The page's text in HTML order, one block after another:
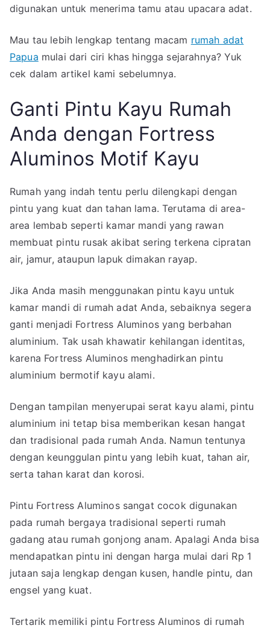
digunakan untuk menerima tamu atau upacara adat.
Mau tau lebih lengkap tentang macam rumah adat
Papua mulai dari ciri khas hingga sejarahnya? Yuk
cek dalam artikel kami sebelumnya.
Ganti Pintu Kayu Rumah
Anda dengan Fortress
Aluminos Motif Kayu
Rumah yang indah tentu perlu dilengkapi dengan
pintu yang kuat dan tahan lama. Terutama di area-
area lembab seperti kamar mandi yang rawan
membuat pintu rusak akibat sering terkena cipratan
air, jamur, ataupun lapuk dimakan rayap.
Jika Anda masih menggunakan pintu kayu untuk
kamar mandi di rumah adat Anda, sebaiknya segera
ganti menjadi Fortress Aluminos yang berbahan
aluminium. Tak usah khawatir kehilangan identitas,
karena Fortress Aluminos menghadirkan pintu
aluminium bermotif kayu alami.
Dengan tampilan menyerupai serat kayu alami, pintu
aluminium ini tetap bisa memberikan kesan hangat
dan tradisional pada rumah Anda. Namun tentunya
dengan keunggulan pintu yang lebih kuat, tahan air,
serta tahan karat dan korosi.
Pintu Fortress Aluminos sangat cocok digunakan
pada rumah bergaya tradisional seperti rumah
gadang atau rumah gonjong anam. Apalagi Anda bisa
mendapatkan pintu ini dengan harga mulai dari Rp 1
jutaan saja lengkap dengan kusen, handle pintu, dan
engsel yang kuat.
Tertarik memiliki pintu Fortress Aluminos di rumah